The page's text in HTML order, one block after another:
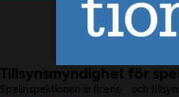
Tillsynsmyndighet för
Spelinspektionen är licens- och